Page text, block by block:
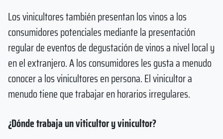
Los vinicultores también presentan los vinos a los
consumidores potenciales mediante la presentación
regular de eventos de degustación de vinos a nivel local y
en el extranjero. A los consumidores les gusta a menudo
conocer a los vinicultores en persona. El vinicultor a
menudo tiene que trabajar en horarios irregulares.
¿Dónde trabaja un viticultor y vinicultor?